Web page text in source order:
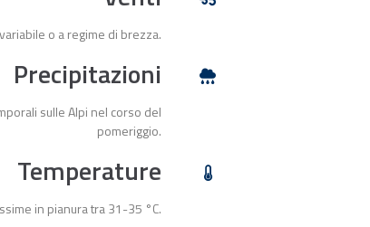
o a regime di brezza.
Precipitazioni
sulle Alpi nel corso del
pomeriggio.
Temperature
in pianura tra 31-35 °C.